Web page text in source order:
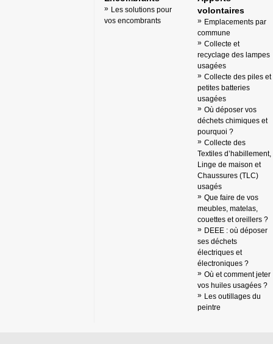
Les solutions pour
vos encombrants
volontaires
Emplacements par
commune
Collecte et
recyclage des lampes
usagées
Collecte des piles et
petites batteries
usagées
Où déposer vos
déchets chimiques et
pourquoi ?
Collecte des
Textiles d’habillement,
Linge de maison et
Chaussures (TLC)
usagés
Que faire de vos
meubles, matelas,
couettes et oreillers ?
DEEE : où déposer
ses déchets
électriques et
électroniques ?
Où et comment jeter
vos huiles usagées ?
Les outillages du
peintre